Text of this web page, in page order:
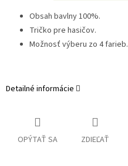
Obsah bavlny 100%.
Tričko pre hasičov.
Možnosť výberu zo 4 farieb.
Detailné informácie
OPÝTAŤ SA ZDIEĽAŤ